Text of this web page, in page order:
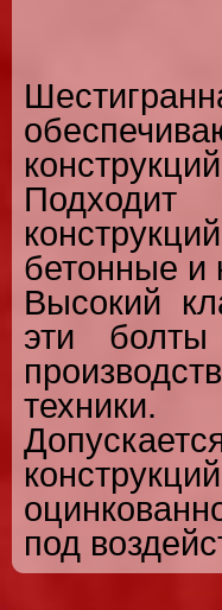
бетонные и
Высокий
эти
техники.
под